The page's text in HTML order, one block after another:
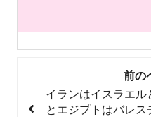
前の
イランはイスラエ
とエジプトはバレス